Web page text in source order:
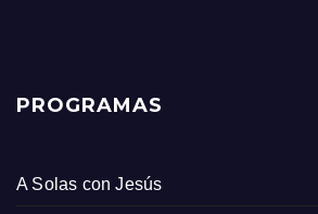
PROGRAMAS
A Solas con Jesús